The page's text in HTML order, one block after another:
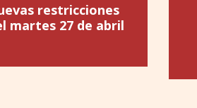
restricciones
martes 27 de abril